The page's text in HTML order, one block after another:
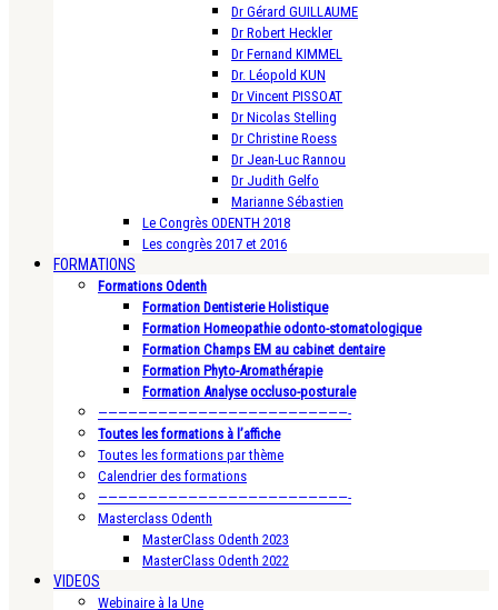
Dr Gérard GUILLAUME
Dr Robert Heckler
Dr Fernand KIMMEL
Dr. Léopold KUN
Dr Vincent PISSOAT
Dr Nicolas Stelling
Dr Christine Roess
Dr Jean-Luc Rannou
Dr Judith Gelfo
Marianne Sébastien
Le Congrès ODENTH 2018
Les congrès 2017 et 2016
FORMATIONS
Formations Odenth
Formation Dentisterie Holistique
Formation Homeopathie odonto-stomatologique
Formation Champs EM au cabinet dentaire
Formation Phyto-Aromathérapie
Formation Analyse occluso-posturale
—————————————————————————-
Toutes les formations à l’affiche
Toutes les formations par thème
Calendrier des formations
—————————————————————————-
Masterclass Odenth
MasterClass Odenth 2023
MasterClass Odenth 2022
VIDEOS
Webinaire à la Une